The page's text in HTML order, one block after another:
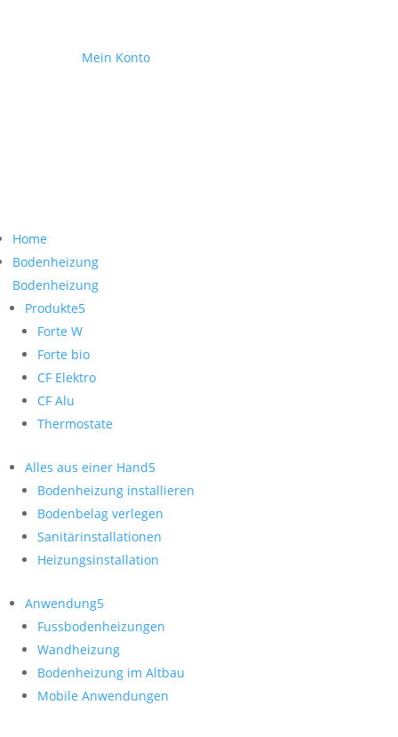
Mein Konto
Home
Bodenheizung
Bodenheizung
Produkte
Forte W
Forte bio
CF Elektro
CF Alu
Thermostate
Alles aus einer Hand
Bodenheizung installieren
Bodenbelag verlegen
Sanitärinstallationen
Heizungsinstallation
Anwendung
Fussbodenheizungen
Wandheizung
Bodenheizung im Altbau
Mobile Anwendungen